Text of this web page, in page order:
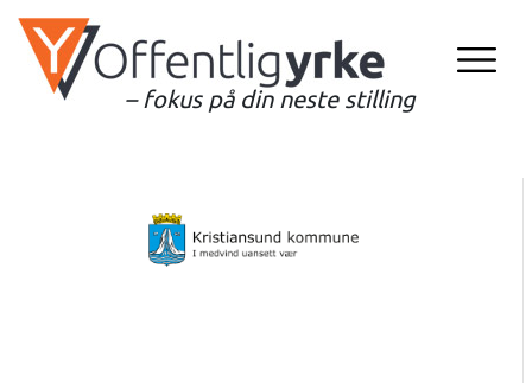
– fokus på din neste stilling